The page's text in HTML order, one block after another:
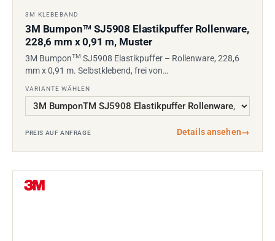
3M KLEBEBAND
3M BumponTM SJ5908 Elastikpuffer Rollenware,
228,6 mm x 0,91 m, Muster
3M BumponTM SJ5908 Elastikpuffer – Rollenware, 228,6
mm x 0,91 m. Selbstklebend, frei von…
VARIANTE WÄHLEN
PREIS AUF ANFRAGE Details ansehen→